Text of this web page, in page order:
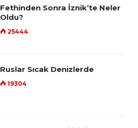
Fethinden Sonra İznik’te Neler
Oldu?
25444
Ruslar Sıcak Denizlerde
19304